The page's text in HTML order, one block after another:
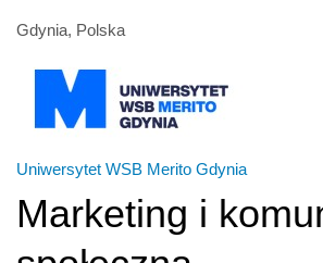
Gdynia, Polska
Uniwersytet WSB Merito Gdynia
Marketing i